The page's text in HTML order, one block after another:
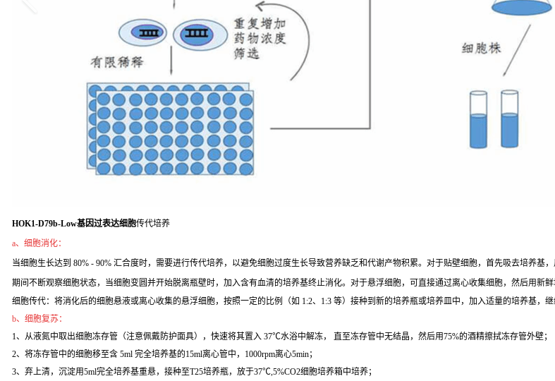
HOK1-D79b-Low基因过表达细胞传代培养
a、细胞消化：
当细胞生长达到 80% - 90% 汇合度时，需要进行传代培养，以避免细胞过度生长导致营养缺乏和代谢产物积累。对于贴壁细胞，首先吸去培养基
期间不断观察细胞状态，当细胞变圆并开始脱离瓶壁时，加入含有血清的培养基终止消化。对于悬浮细胞，可直接通过离心收集细胞，然后用新鲜
细胞传代：将消化后的细胞悬液或离心收集的悬浮细胞，按照一定的比例（如 1:2、1:3 等）接种到新的培养瓶或培养皿中，加入适量的培养基，继
b、细胞复苏：
1、从液氮中取出细胞冻存管（注意佩戴防护面具），快速将其置入 37℃水浴中解冻， 直至冻存管中无结晶，然后用75%的酒精擦拭冻存管外壁；
2、将冻存管中的细胞移至含 5ml 完全培养基的15ml离心管中，1000rpm离心5min；
3、弃上清，沉淀用5ml完全培养基重悬，接种至T25培养瓶，放于37℃,5%CO2细胞培养箱中培养；